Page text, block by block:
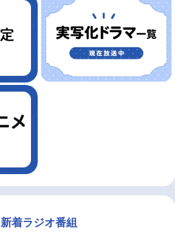
新着ラジオ番組